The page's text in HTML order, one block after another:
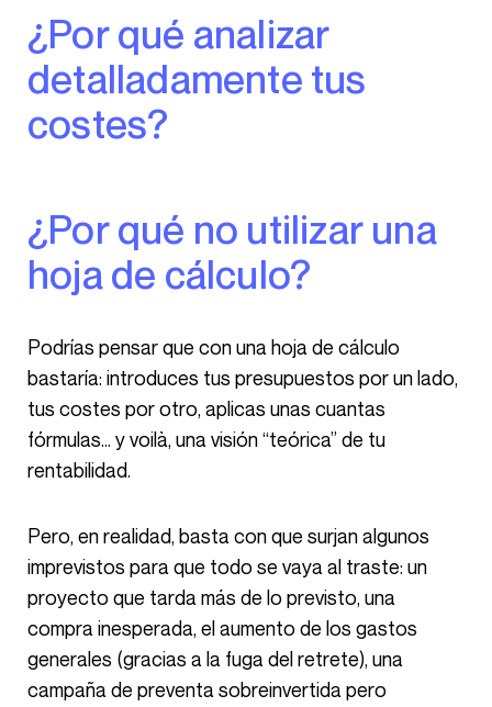
¿Por qué analizar
detalladamente tus
costes?
¿Por qué no utilizar una
hoja de cálculo?
Podrías pensar que con una hoja de cálculo
bastaría: introduces tus presupuestos por un lado,
tus costes por otro, aplicas unas cuantas
fórmulas… y voilà, una visión “teórica” de tu
rentabilidad.
Pero, en realidad, basta con que surjan algunos
imprevistos para que todo se vaya al traste: un
proyecto que tarda más de lo previsto, una
compra inesperada, el aumento de los gastos
generales (gracias a la fuga del retrete), una
campaña de preventa sobreinvertida pero